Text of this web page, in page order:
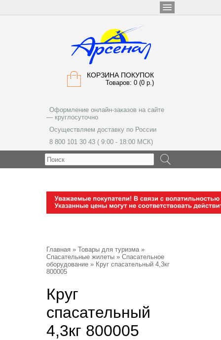
КОРЗИНА ПОКУПОК
Товаров: 0 (0 р.)
Оформление онлайн-заказов на сайте
— круглосуточно
Осуществляем доставку по России
8 800 101 30 43 ( 9:00 - 18:00 МСК)
Главная » Товары для туризма»
Спасательные жилеты » Спасательное
оборудование » Круг спасательный 4,3кг
800005
Круг
спасательный
4,3кг 800005